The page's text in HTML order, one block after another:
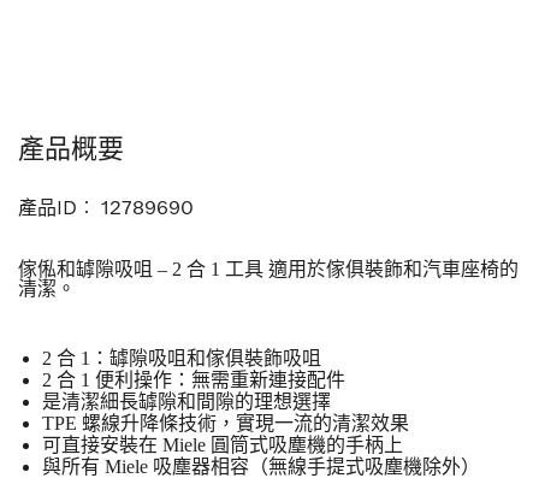
產品概要
產品ID︰ 12789690
傢俬和罅隙吸咀 – 2 合 1 工具 適用於傢俱裝飾和汽車座椅的
清潔。
2 合 1：罅隙吸咀和傢俱裝飾吸咀
2 合 1 便利操作：無需重新連接配件
是清潔細長罅隙和間隙的理想選擇
TPE 螺線升降條技術，實現一流的清潔效果
可直接安裝在 Miele 圓筒式吸塵機的手柄上
與所有 Miele 吸塵器相容（無線手提式吸塵機除外）